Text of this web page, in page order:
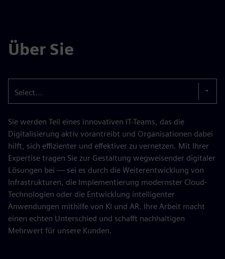
Über Sie
Select...
Sie werden Teil eines innovativen IT-Teams, das die
Digitalisierung aktiv vorantreibt und Organisationen dabei
hilft, sich effizienter und effektiver zu vernetzen. Mit Ihrer
Expertise tragen Sie zur Gestaltung wegweisender digitaler
Lösungen bei — sei es durch die Weiterentwicklung von
Infrastrukturen, die Implementierung modernster Cloud-
Technologien oder die Entwicklung intelligenter
Anwendungen mithilfe von KI und AR. Ihre Arbeit macht
einen echten Unterschied und schafft nachhaltigen
Mehrwert für unsere Kunden.